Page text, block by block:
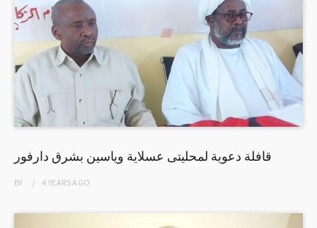
قافلة دعوية لمحليتى عسلاية وياسين بشرق دارفور
BY 4 YEARSAGO